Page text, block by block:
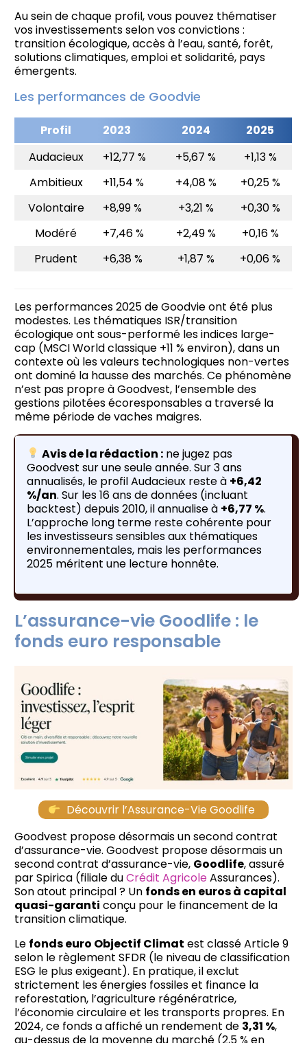
Au sein de chaque profil, vous pouvez thématiser
vos investissements selon vos convictions :
transition écologique, accès à l’eau, santé, forêt,
solutions climatiques, emploi et solidarité, pays
émergents.
Les performances de Goodvie
Profil 2023 2024
2025
Audacieux
+12,77 % +5,67 %
+1,13 %
Ambitieux
+11,54 % +4,08 %
+0,25 %
Volontaire
+8,99 % +3,21 %
+0,30 %
Modéré
+7,46 % +2,49 %
+0,16 %
Prudent
+6,38 % +1,87 % +0,06 %
Les performances 2025 de Goodvie ont été plus
modestes. Les thématiques ISR/transition
écologique ont sous-performé les indices large-
cap (MSCI World classique +11 % environ), dans un
contexte où les valeurs technologiques non-vertes
ont dominé la hausse des marchés. Ce phénomène
n’est pas propre à Goodvest, l’ensemble des
gestions pilotées écoresponsables a traversé la
même période de vaches maigres.
Avis de la rédaction : ne jugez pas
Goodvest sur une seule année. Sur 3 ans
annualisés, le profil Audacieux reste à +6,42
%/an. Sur les 16 ans de données (incluant
backtest) depuis 2010, il annualise à +6,77 %.
L’approche long terme reste cohérente pour
les investisseurs sensibles aux thématiques
environnementales, mais les performances
2025 méritent une lecture honnête.
L’assurance-vie Goodlife : le
fonds euro responsable
Découvrir l’Assurance-Vie Goodlife
Goodvest propose désormais un second contrat
d’assurance-vie. Goodvest propose désormais un
second contrat d’assurance-vie, Goodlife, assuré
par Spirica (filiale duCrédit AgricoleAssurances).
Son atout principal ? Un fonds en euros à capital
quasi-garanti conçu pour le financement de la
transition climatique.
Le fonds euro Objectif Climat est classé Article 9
selon le règlement SFDR (le niveau de classification
ESG le plus exigeant). En pratique, il exclut
strictement les énergies fossiles et finance la
reforestation, l’agriculture régénératrice,
l’économie circulaire et les transports propres. En
2024, ce fonds a affiché un rendement de 3,31 %,
au-dessus de la moyenne du marché (2,5 % en